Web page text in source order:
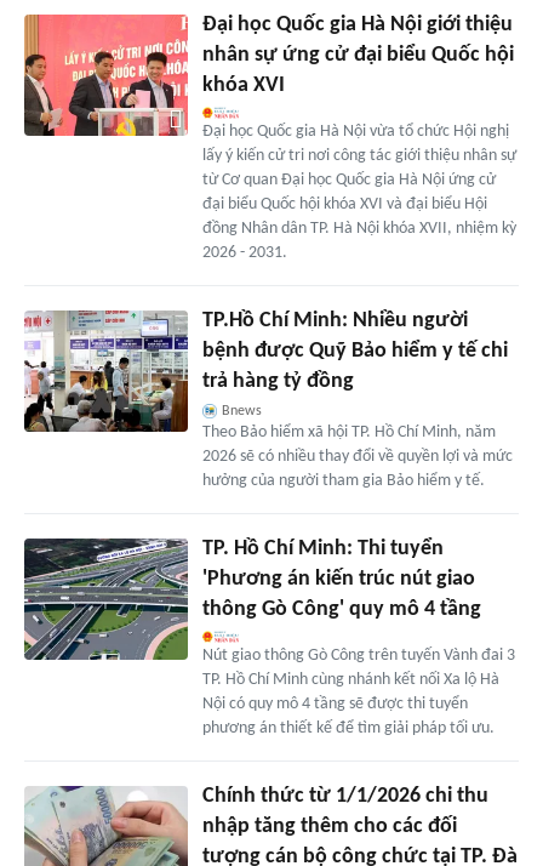
Đại học Quốc gia Hà Nội giới thiệu
nhân sự ứng cử đại biểu Quốc hội
khóa XVI
Đại học Quốc gia Hà Nội vừa tổ chức Hội nghị
lấy ý kiến cử tri nơi công tác giới thiệu nhân sự
từ Cơ quan Đại học Quốc gia Hà Nội ứng cử
đại biểu Quốc hội khóa XVI và đại biểu Hội
đồng Nhân dân TP. Hà Nội khóa XVII, nhiệm kỳ
2026 - 2031.
TP.Hồ Chí Minh: Nhiều người
bệnh được Quỹ Bảo hiểm y tế chi
trả hàng tỷ đồng
Bnews
Theo Bảo hiểm xã hội TP. Hồ Chí Minh, năm
2026 sẽ có nhiều thay đổi về quyền lợi và mức
hưởng của người tham gia Bảo hiểm y tế.
TP. Hồ Chí Minh: Thi tuyển
'Phương án kiến trúc nút giao
thông Gò Công' quy mô 4 tầng
Nút giao thông Gò Công trên tuyến Vành đai 3
TP. Hồ Chí Minh cùng nhánh kết nối Xa lộ Hà
Nội có quy mô 4 tầng sẽ được thi tuyển
phương án thiết kế để tìm giải pháp tối ưu.
Chính thức từ 1/1/2026 chi thu
nhập tăng thêm cho các đối
tượng cán bộ công chức tại TP. Đà